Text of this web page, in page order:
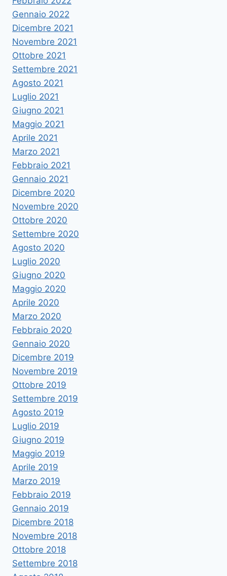
Gennaio 2022
Dicembre 2021
Novembre 2021
Ottobre 2021
Settembre 2021
Agosto 2021
Luglio 2021
Giugno 2021
Maggio 2021
Aprile 2021
Marzo 2021
Febbraio 2021
Gennaio 2021
Dicembre 2020
Novembre 2020
Ottobre 2020
Settembre 2020
Agosto 2020
Luglio 2020
Giugno 2020
Maggio 2020
Aprile 2020
Marzo 2020
Febbraio 2020
Gennaio 2020
Dicembre 2019
Novembre 2019
Ottobre 2019
Settembre 2019
Agosto 2019
Luglio 2019
Giugno 2019
Maggio 2019
Aprile 2019
Marzo 2019
Febbraio 2019
Gennaio 2019
Dicembre 2018
Novembre 2018
Ottobre 2018
Settembre 2018